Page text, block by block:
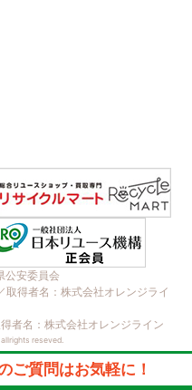
公安委員会
得者名：株式会社オレンジライ
者名：株式会社オレンジライン
reseved.
ご質問はお気軽に！